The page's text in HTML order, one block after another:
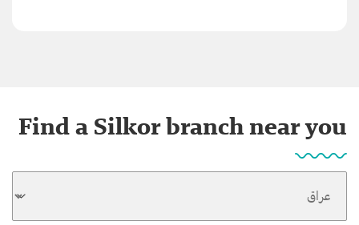
Find a Silkor branch near you